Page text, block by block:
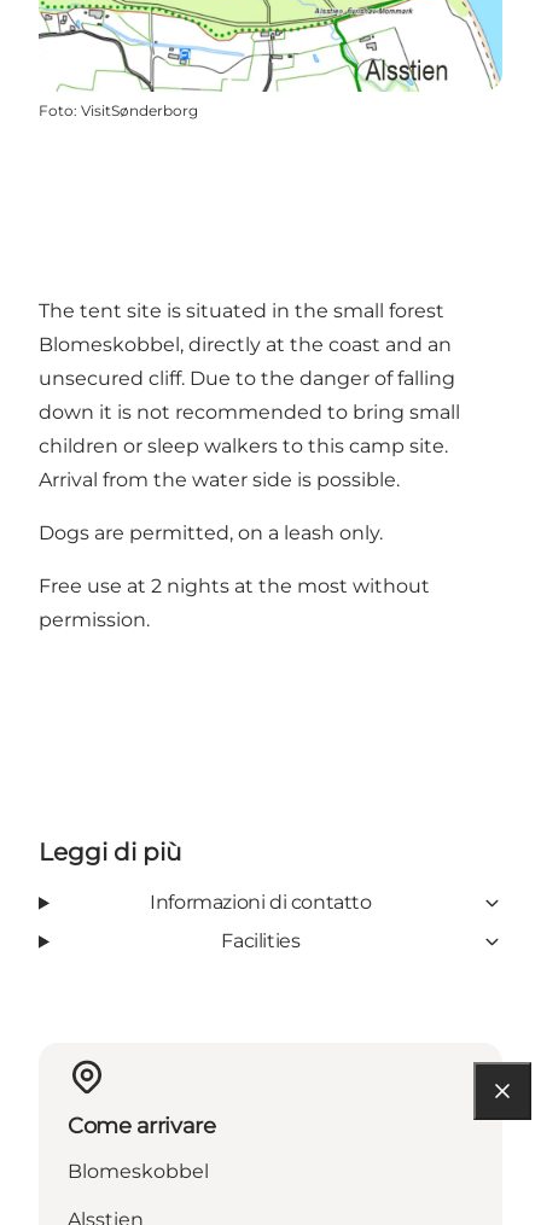
Foto: VisitSønderborg
The tent site is situated in the small forest
Blomeskobbel, directly at the coast and an
unsecured cliff. Due to the danger of falling
down it is not recommended to bring small
children or sleep walkers to this camp site.
Arrival from the water side is possible.
Dogs are permitted, on a leash only.
Free use at 2 nights at the most without
permission.
Leggi di più
Informazioni di contatto
Facilities
Come arrivare
Blomeskobbel
Alsstien